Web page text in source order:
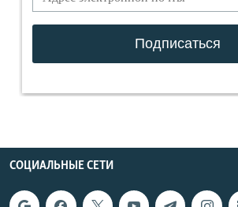
СОЦИАЛЬНЫЕ СЕТИ